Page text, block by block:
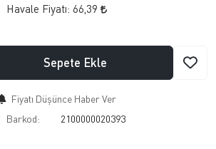
Havale Fiyatı: 66,39
Sepete Ekle
Fiyatı Düşünce Haber Ver
Barkod:
2100000020393